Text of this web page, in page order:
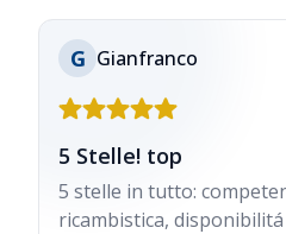
G Gianfranco
5 Stelle! top
5 stelle in tutto:
ricambistica, disponibilitá